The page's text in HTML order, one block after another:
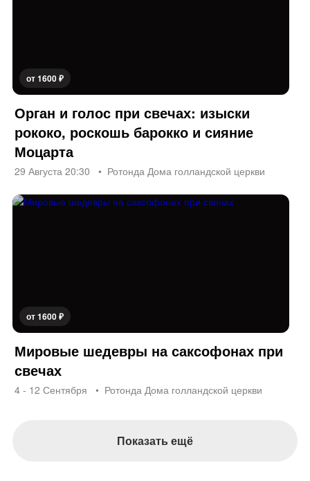
от 1600 ₽
Орган и голос при свечах: изыски
рококо, роскошь барокко и сияние
Моцарта
29 Августа 20:30 Ротонда Дома голландской церкви
от 1600 ₽
Мировые шедевры на саксофонах при
свечах
4 - 12 Сентября Ротонда Дома голландской церкви
Показать ещё